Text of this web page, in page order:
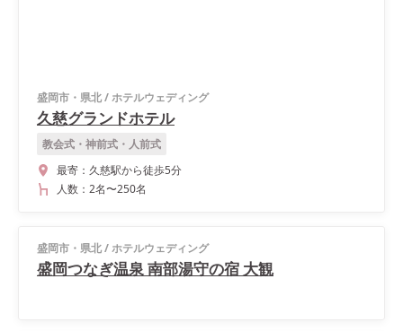
盛岡市・県北/ホテルウェディング
久慈グランドホテル
教会式・神前式・人前式
最寄： 久慈駅から徒歩5分
人数： 2名〜250名
盛岡市・県北/ホテルウェディング
盛岡つなぎ温泉 南部湯守の宿 大観